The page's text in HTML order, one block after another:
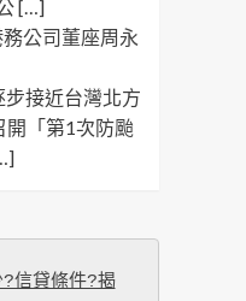
[…]
公司董座周永
接近台灣北方
開「第1次防颱
信貸條件?揭